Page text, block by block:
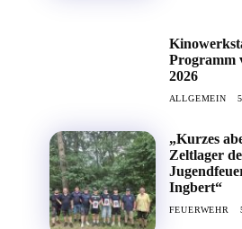
Programm
2026
ALLGEMEIN
„Kurzes
Zeltlager
Ingbert“
FEUERWEHR